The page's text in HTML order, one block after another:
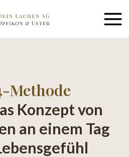
Methode
Konzept von
an einem Tag